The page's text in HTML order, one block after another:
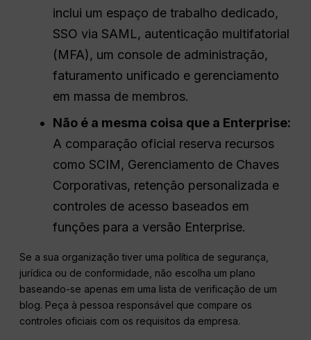
inclui um espaço de trabalho dedicado,
SSO via SAML, autenticação multifatorial
(MFA), um console de administração,
faturamento unificado e gerenciamento
em massa de membros.
Não é a mesma coisa que a Enterprise:
A comparação oficial reserva recursos
como SCIM, Gerenciamento de Chaves
Corporativas, retenção personalizada e
controles de acesso baseados em
funções para a versão Enterprise.
Se a sua organização tiver uma política de segurança,
jurídica ou de conformidade, não escolha um plano
baseando-se apenas em uma lista de verificação de um
blog. Peça à pessoa responsável que compare os
controles oficiais com os requisitos da empresa.